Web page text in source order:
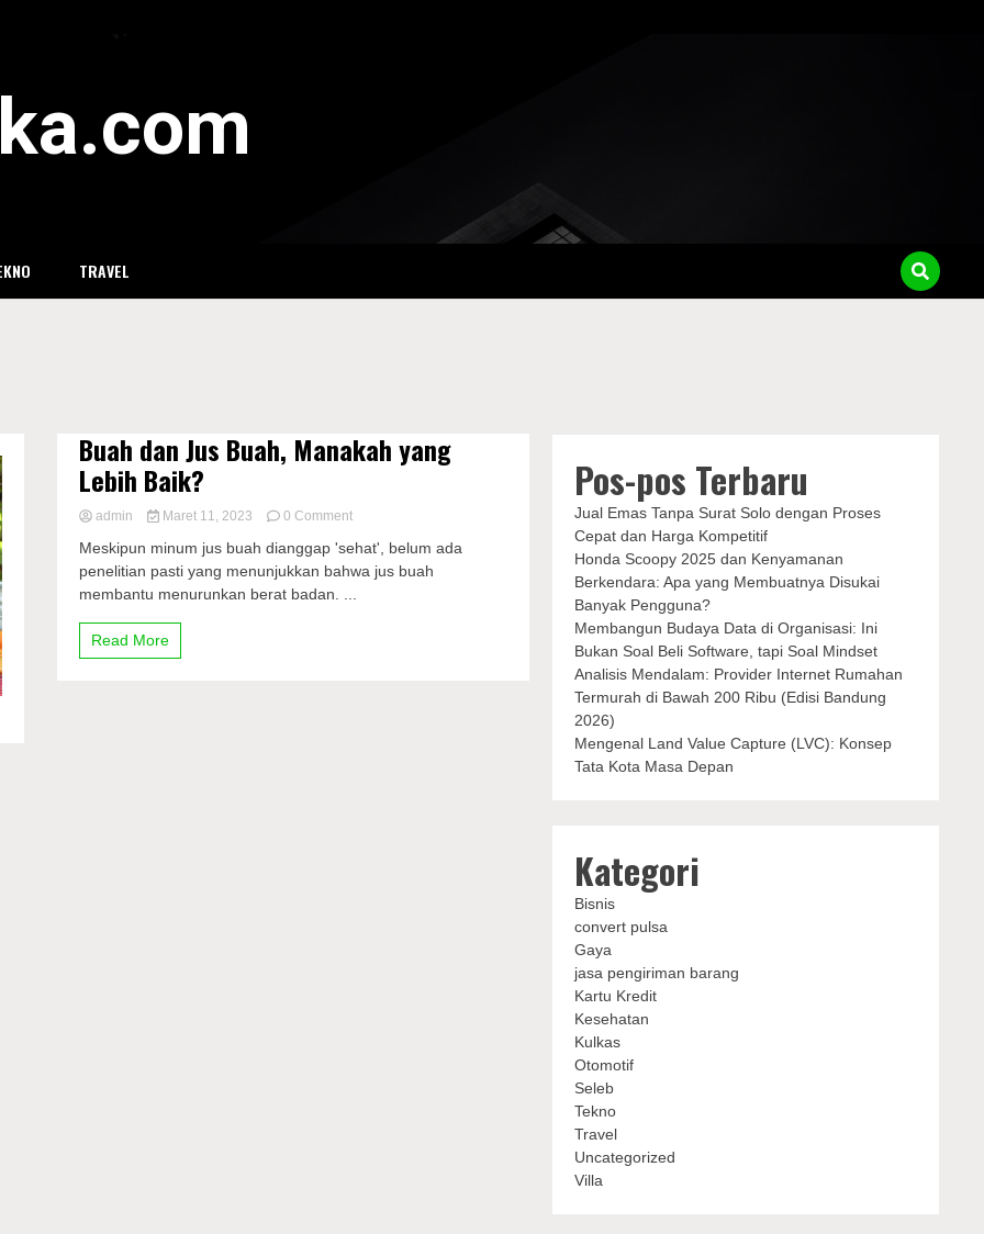
TRAVEL
Buah dan Jus Buah, Manakah yang
Lebih Baik?
admin Maret 11, 2023 0 Commenton
dan
Jus
Meskipun minum jus buah dianggap 'sehat', belum ada
penelitian pasti yang menunjukkan bahwa jus buah
membantu menurunkan berat badan. ...
Read More
Pos-pos Terbaru
Jual Emas Tanpa Surat Solo dengan Proses
Cepat dan Harga Kompetitif
Honda Scoopy 2025 dan Kenyamanan
Berkendara: Apa yang Membuatnya Disukai
Banyak Pengguna?
Membangun Budaya Data di Organisasi: Ini
Bukan Soal Beli Software, tapi Soal Mindset
Analisis Mendalam: Provider Internet Rumahan
Termurah di Bawah 200 Ribu (Edisi Bandung
2026)
Mengenal Land Value Capture (LVC): Konsep
Tata Kota Masa Depan
Kategori
Bisnis
convert pulsa
Gaya
jasa pengiriman barang
Kartu Kredit
Kesehatan
Kulkas
Otomotif
Seleb
Tekno
Travel
Uncategorized
Villa